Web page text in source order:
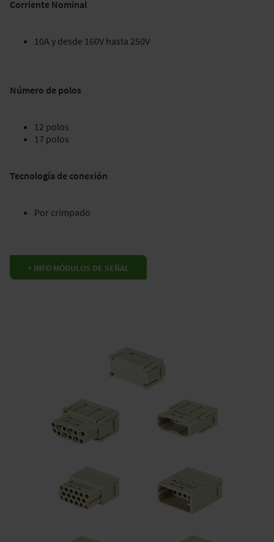
Corriente Nominal
10A y desde 160V hasta 250V
Número de polos
12 polos
17 polos
Tecnología de conexión
Por crimpado
+ INFO MÓDULOS DE SEÑAL